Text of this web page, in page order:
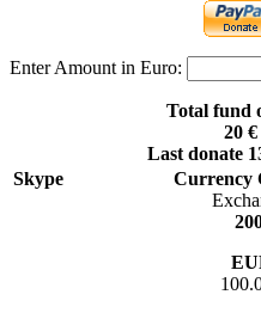
Enter Amount in Euro:
Total fund
20 €
Last donate
Skype
Currency